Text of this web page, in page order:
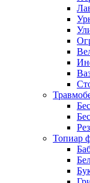
Топиар